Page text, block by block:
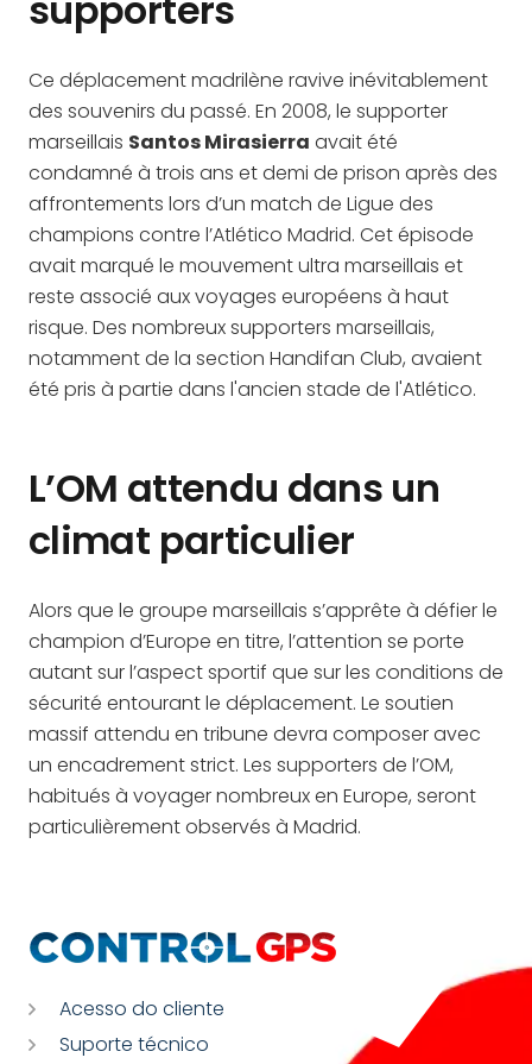
Ce déplacement madrilène ravive inévitablement
des souvenirs du passé. En 2008, le supporter
marseillais Santos Mirasierra avait été
condamné à trois ans et demi de prison après des
affrontements lors d’un match de Ligue des
champions contre l’Atlético Madrid. Cet épisode
avait marqué le mouvement ultra marseillais et
reste associé aux voyages européens à haut
risque. Des nombreux supporters marseillais,
notamment de la section Handifan Club, avaient
été pris à partie dans l'ancien stade de l'Atlético.
L’OM attendu dans un
climat particulier
Alors que le groupe marseillais s’apprête à défier le
champion d’Europe en titre, l’attention se porte
autant sur l’aspect sportif que sur les conditions de
sécurité entourant le déplacement. Le soutien
massif attendu en tribune devra composer avec
un encadrement strict. Les supporters de l’OM,
habitués à voyager nombreux en Europe, seront
particulièrement observés à Madrid.
Acesso do cliente
Suporte técnico